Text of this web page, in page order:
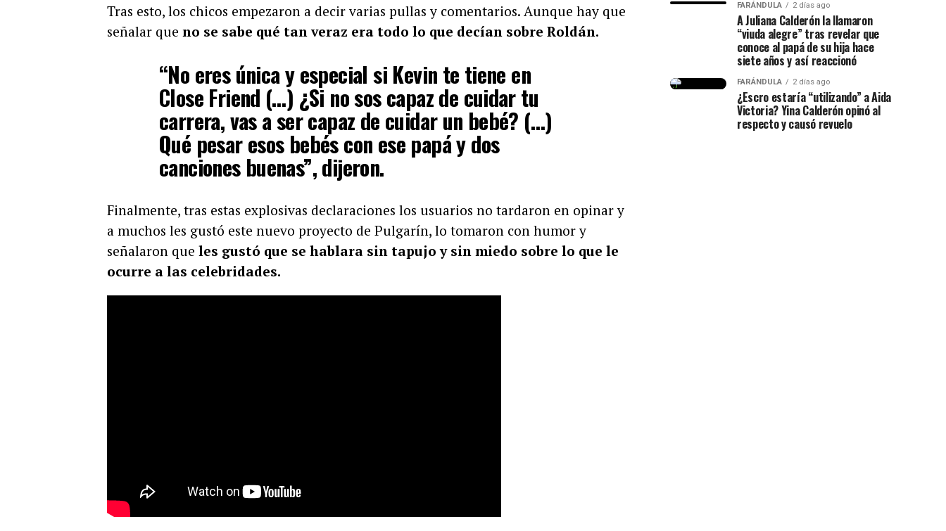
Tras esto, los chicos empezaron a decir varias pullas y comentarios. Aunque hay que
señalar que no se sabe qué tan veraz era todo lo que decían sobre Roldán.
“No eres única y especial si Kevin te tiene en
Close Friend (…) ¿Si no sos capaz de cuidar tu
carrera, vas a ser capaz de cuidar un bebé? (…)
Qué pesar esos bebés con ese papá y dos
canciones buenas”, dijeron.
Finalmente, tras estas explosivas declaraciones los usuarios no tardaron en opinar y
a muchos les gustó este nuevo proyecto de Pulgarín, lo tomaron con humor y
señalaron que les gustó que se hablara sin tapujo y sin miedo sobre lo que le
ocurre a las celebridades.
FARÁNDULA 2 días ago
A Juliana Calderón la llamaron
“viuda alegre” tras revelar que
conoce al papá de su hija hace
siete años y así reaccionó
FARÁNDULA 2 días ago
¿Escro estaría “utilizando” a Aida
Victoria? Yina Calderón opinó al
respecto y causó revuelo